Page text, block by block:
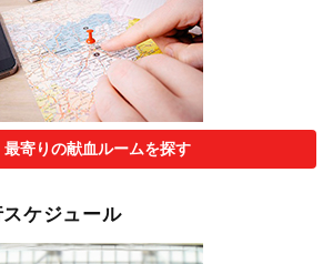
最寄りの献血ルームを探す
ケジュール